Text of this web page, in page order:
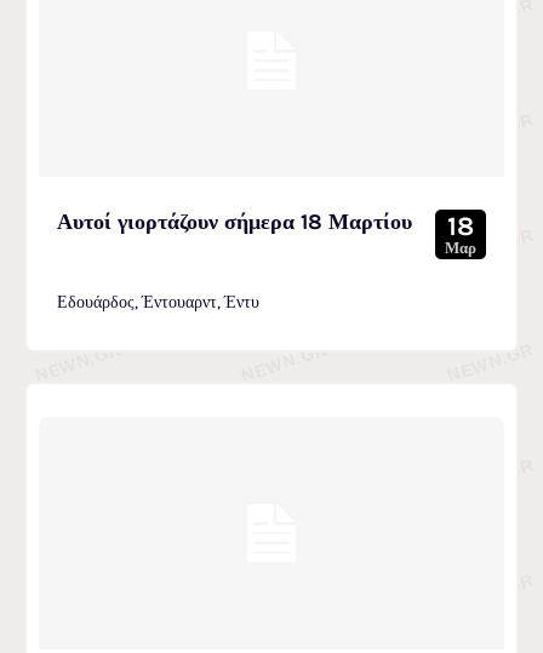
Αυτοί γιορτάζουν σήμερα 18 Μαρτίου 18
Μαρ
Εδουάρδος, Έντουαρντ, Έντυ